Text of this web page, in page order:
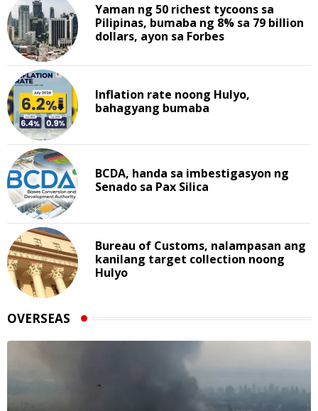
Yaman ng 50 richest tycoons sa
Pilipinas, bumaba ng 8% sa 79 billion
dollars, ayon sa Forbes
Inflation rate noong Hulyo,
bahagyang bumaba
BCDA, handa sa imbestigasyon ng
Senado sa Pax Silica
Bureau of Customs, nalampasan ang
kanilang target collection noong
Hulyo
OVERSEAS